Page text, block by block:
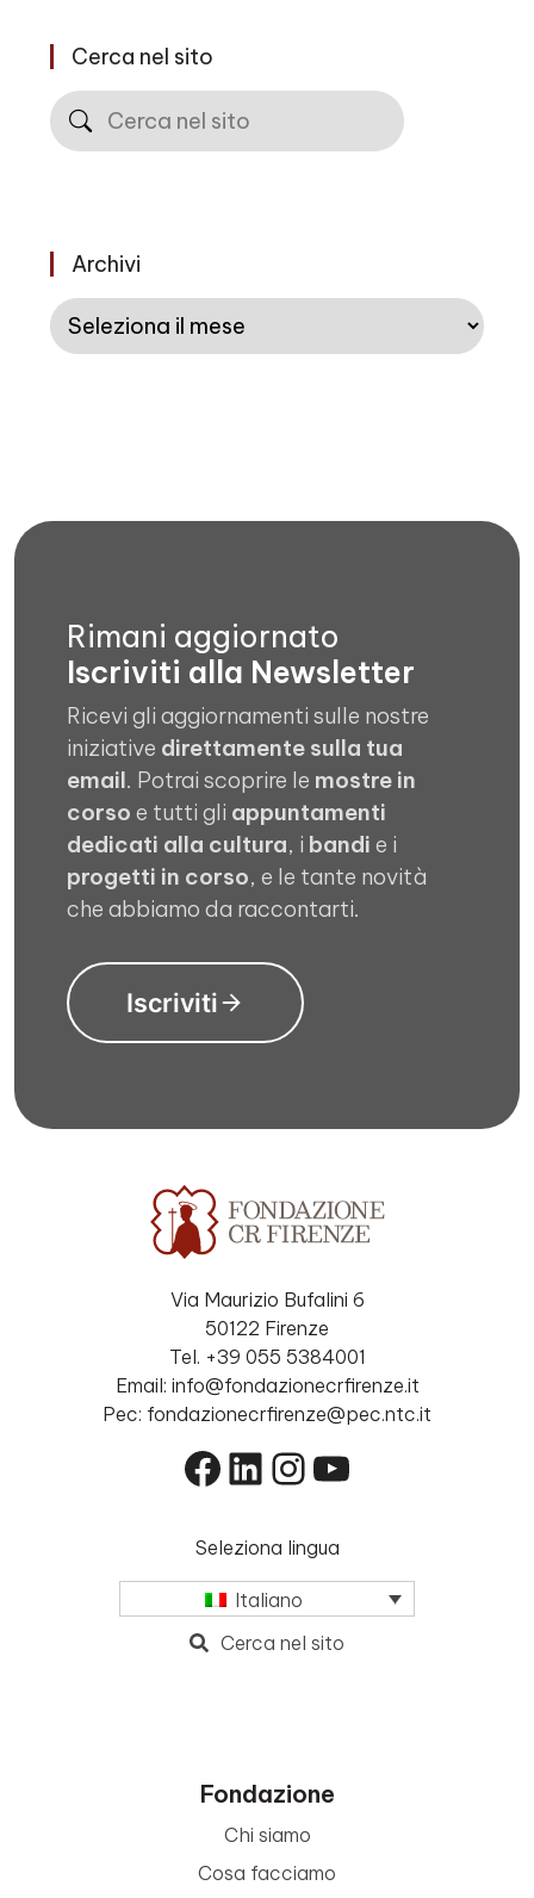
Cerca nel sito
Cerca
Archivi
Archivi
Rimani aggiornato
Iscriviti alla Newsletter
Ricevi gli aggiornamenti sulle nostre
iniziative direttamente sulla tua
email. Potrai scoprire le mostre in
corso e tutti gli appuntamenti
dedicati alla cultura, i bandi e i
progetti in corso, e le tante novità
che abbiamo da raccontarti.
Iscriviti
Via Maurizio Bufalini 6
50122 Firenze
Tel. +39 055 5384001
Email: info@fondazionecrfirenze.it
Pec: fondazionecrfirenze@pec.ntc.it
Facebook
LinkedIn
Instagram
YouTube
Seleziona lingua
Italiano
Cerca nel sito
Fondazione
Chi siamo
Cosa facciamo